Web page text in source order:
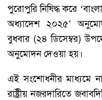
পুরোপুরি নিষিদ্ধ করে
অধ্যাদেশ ২০২৫’
বুধবার (২৪ ডিসেম্বর)
অনুমোদন দেওয়া হয়।
এই সংশোধনীর মাধ্যমে
রাষ্ট্রীয় নজরদারিতে